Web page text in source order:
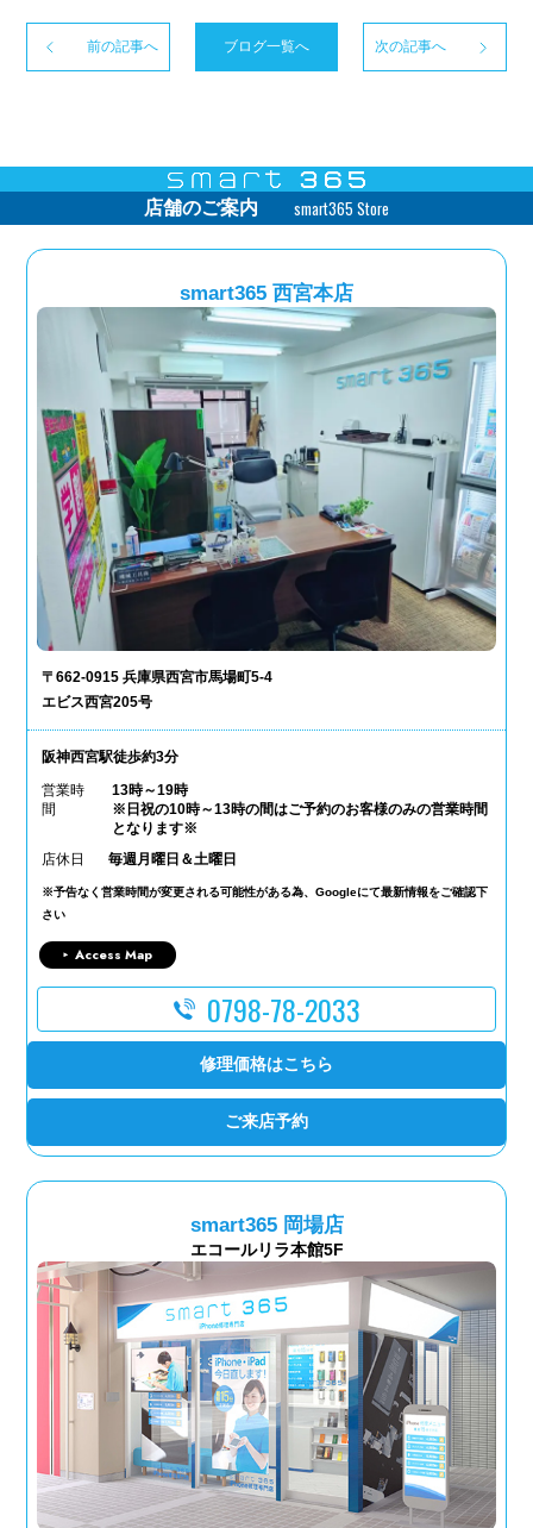
前の記事へ ブログ一覧へ 次の記事へ
店舗のご案内 smart365 Store
smart365 西宮本店
〒662-0915 兵庫県西宮市馬場町5-4
エビス西宮205号
阪神西宮駅徒歩約3分
営業時
間
13時～19時
※日祝の10時～13時の間はご予約のお客様のみの営業時間
となります※
店休日
毎週月曜日＆土曜日
※予告なく営業時間が変更される可能性がある為、Googleにて最新情報をご確認下
さい
Access Map
0798-78-2033
修理価格はこちら
ご来店予約
smart365 岡場店
エコールリラ本館5F